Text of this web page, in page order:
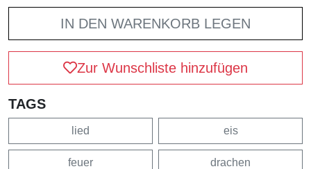
IN DEN WARENKORB LEGEN
Zur Wunschliste hinzufügen
TAGS
lied eis
feuer drachen